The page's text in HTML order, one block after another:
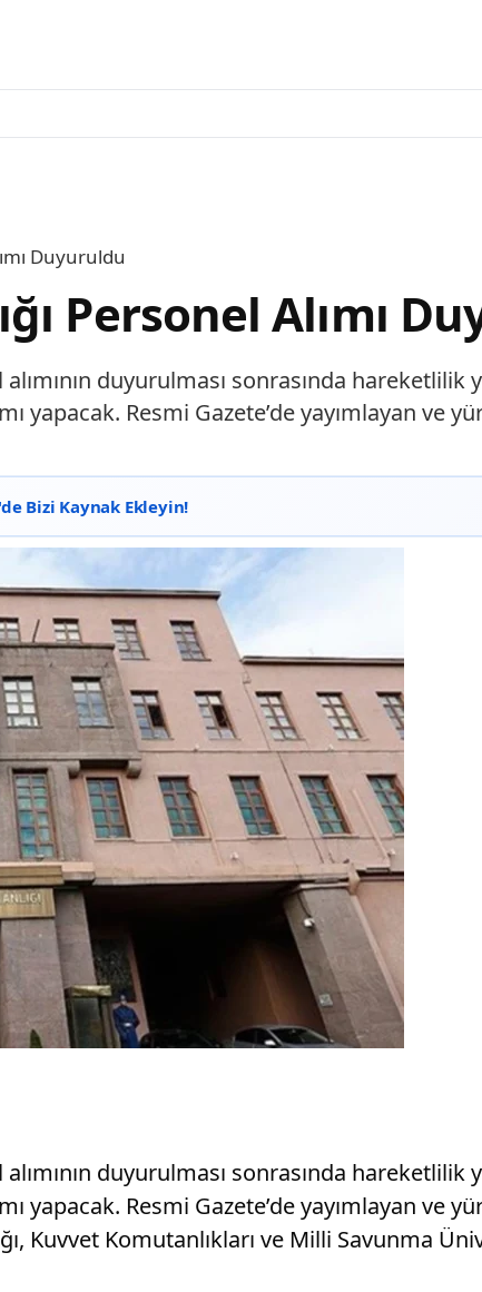
Duyuruldu
Personel Alımı
duyurulması sonrasında hareketlilik
yapacak. Resmi Gazete’de yayımlayan ve
Bizi Kaynak Ekleyin!
duyurulması sonrasında hareketlilik
yapacak. Resmi Gazete’de yayımlayan ve
Kuvvet Komutanlıkları ve Milli Savunma